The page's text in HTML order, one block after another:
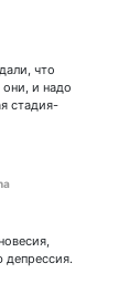
что
они, и надо
стадия-
депрессия.